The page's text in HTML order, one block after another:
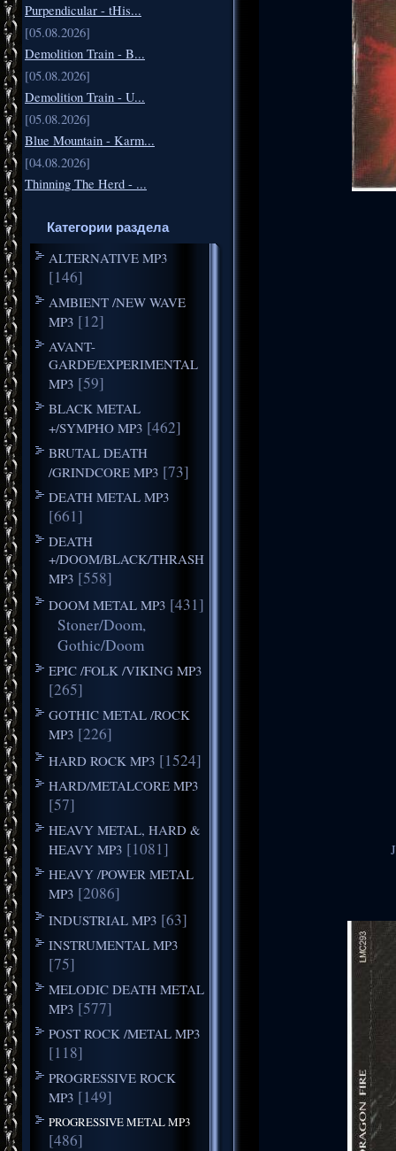
Purpendicular - tHis...
[05.08.2026]
Demolition Train - B...
[05.08.2026]
Demolition Train - U...
[05.08.2026]
Blue Mountain - Karm...
[04.08.2026]
Thinning The Herd - ...
Категории раздела
ALTERNATIVE MP3
[146]
AMBIENT /NEW WAVE
MP3 [12]
AVANT-
GARDE/EXPERIMENTAL
MP3 [59]
BLACK METAL
+/SYMPHO MP3 [462]
BRUTAL DEATH
/GRINDCORE MP3 [73]
DEATH METAL MP3
[661]
DEATH
+/DOOM/BLACK/THRASH
MP3 [558]
DOOM METAL MP3 [431]
Stoner/Doom,
Gothic/Doom
EPIC /FOLK /VIKING MP3
[265]
GOTHIC METAL /ROCK
MP3 [226]
HARD ROCK MP3 [1524]
HARD/METALCORE MP3
[57]
HEAVY METAL, HARD &
HEAVY MP3 [1081]
HEAVY /POWER METAL
MP3 [2086]
INDUSTRIAL MP3 [63]
INSTRUMENTAL MP3
[75]
MELODIC DEATH METAL
MP3 [577]
POST ROCK /METAL MP3
[118]
PROGRESSIVE ROCK
MP3 [149]
PROGRESSIVE METAL MP3
[486]